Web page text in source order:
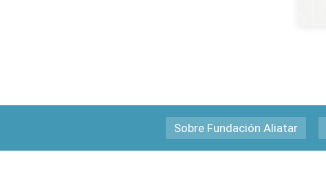
Sobre Fundación Aliatar